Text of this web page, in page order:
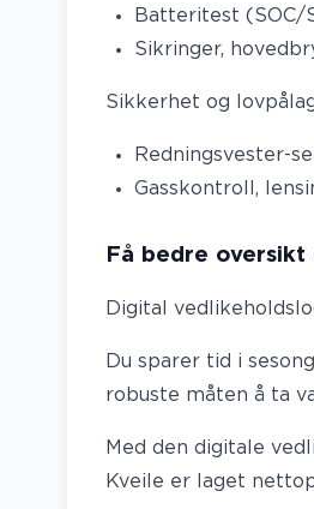
Batteritest (SOC/
Sikringer,
Sikkerhet og
Redningsvester-
Gasskontroll,
Få bedre oversikt
Digital
Du sparer tid i
robuste måten å ta
Med den digitale
Kveile er laget